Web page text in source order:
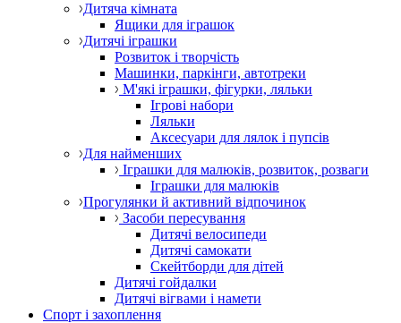
Дитяча кімната
Ящики для іграшок
Дитячі іграшки
Розвиток і творчість
Машинки, паркінги, автотреки
М'які іграшки, фігурки, ляльки
Ігрові набори
Ляльки
Аксесуари для лялок і пупсів
Для найменших
Іграшки для малюків, розвиток, розваги
Іграшки для малюків
Прогулянки й активний відпочинок
Засоби пересування
Дитячі велосипеди
Дитячі самокати
Скейтборди для дітей
Дитячі гойдалки
Дитячі вігвами і намети
Спорт і захоплення